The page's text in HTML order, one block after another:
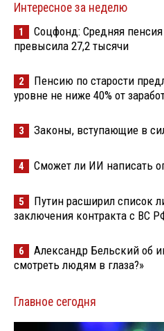
Интересное за неделю
1
Соцфонд: Средняя
превысила 27,2 тысячи
2
Пенсию по старости
уровне не ниже 40% от
3 Законы, вступающие в
4 Сможет ли ИИ написать
5
Путин расширил список
заключения контракта с ВС
6
Александр Бельский об
смотреть людям в глаза?»
Главное сегодня